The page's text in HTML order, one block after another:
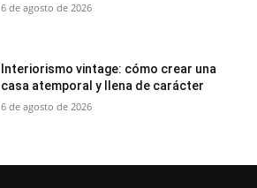
6 de agosto de 2026
Interiorismo vintage: cómo crear una
casa atemporal y llena de carácter
6 de agosto de 2026